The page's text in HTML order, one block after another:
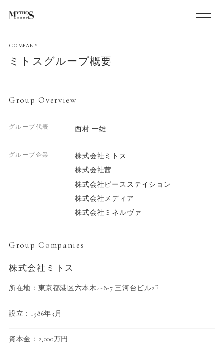
COMPANY
ミトスグループ概要
Group Overview
グループ代表 西村 一雄
グループ企業
株式会社ミトス
株式会社茜
株式会社ピースステイション
株式会社メディア
株式会社ミネルヴァ
Group Companies
株式会社ミトス
所在地：東京都港区六本木4-8-7 三河台ビル2F
設立：1986年3月
資本金：2,000万円